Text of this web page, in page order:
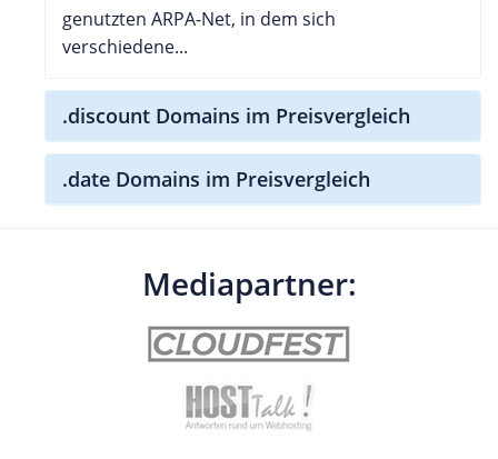
genutzten ARPA-Net, in dem sich
verschiedene...
.discount Domains im Preisvergleich
.date Domains im Preisvergleich
Mediapartner: